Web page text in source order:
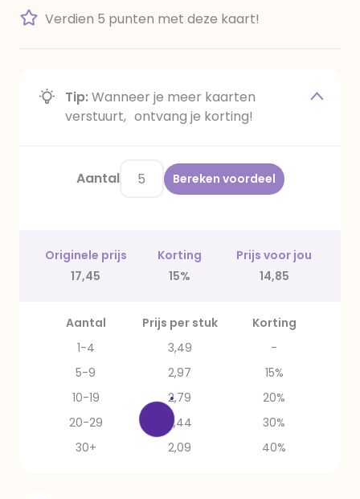
Verdien 5 punten met deze kaart!
Tip:Wanneer je meer kaarten
verstuurt, ontvang je korting!
Aantal Bereken voordeel
Originele prijs Korting
Prijs voor jou
17,45
15% 14,85
Aantal Prijs per stuk
Korting
1-4
3,49
-
5-9
2,97
15%
10-19
2,79
20%
20-29
2,44
30%
30+
2,09 40%